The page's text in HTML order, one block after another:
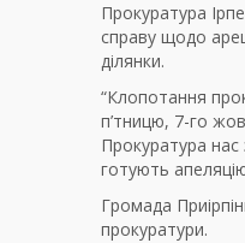
Прокуратура
справу щодо
ділянки.
“Клопотання
п’тницю, 7-го
Прокуратура
готують
Громада
прокуратури.